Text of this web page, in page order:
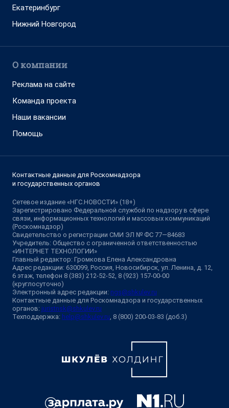
Екатеринбург
Нижний Новгород
О компании
Реклама на сайте
Команда проекта
Наши вакансии
Помощь
Контактные данные для Роскомнадзора
и государственных органов
Сетевое издание «НГС.НОВОСТИ» (18+)
Зарегистрировано Федеральной службой по надзору в сфере
связи, информационных технологий и массовых коммуникаций
(Роскомнадзор)
Свидетельство о регистрации СМИ ЭЛ № ФС 77—84683
Учредитель: Общество с ограниченной ответственностью
«ИНТЕРНЕТ ТЕХНОЛОГИИ»
Главный редактор: Громкова Елена Александровна
Адрес редакции: 630099, Россия, Новосибирск, ул. Ленина, д. 12,
6 этаж, телефон 8 (383) 212-52-52, 8 (923) 157-00-00
(круглосуточно)
Электронный адрес редакции: ngs@shkulev.ru
Контактные данные для Роскомнадзора и государственных
органов: juristnsk@shkulev.ru
Техподдержка: help@shkulev.ru, 8 (800) 200-03-83 (доб.3)